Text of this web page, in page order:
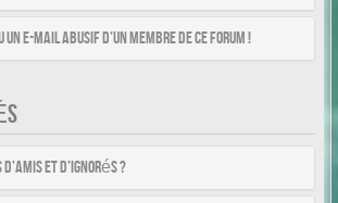
un e-mail abusif d’un membre de ce forum !
et d’ignorés ?